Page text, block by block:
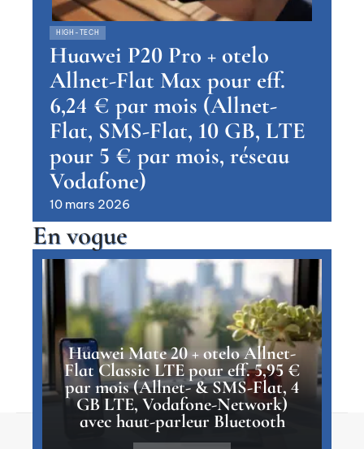
HIGH-TECH
Huawei P20 Pro + otelo
Allnet-Flat Max pour eff.
6,24 € par mois (Allnet-
Flat, SMS-Flat, 10 GB, LTE
pour 5 € par mois, réseau
Vodafone)
10 mars 2026
En vogue
Huawei Mate 20 + otelo Allnet-
Flat Classic LTE pour eff. 5,95 €
par mois (Allnet- & SMS-Flat, 4
GB LTE, Vodafone-Network)
avec haut-parleur Bluetooth
Mentions légales